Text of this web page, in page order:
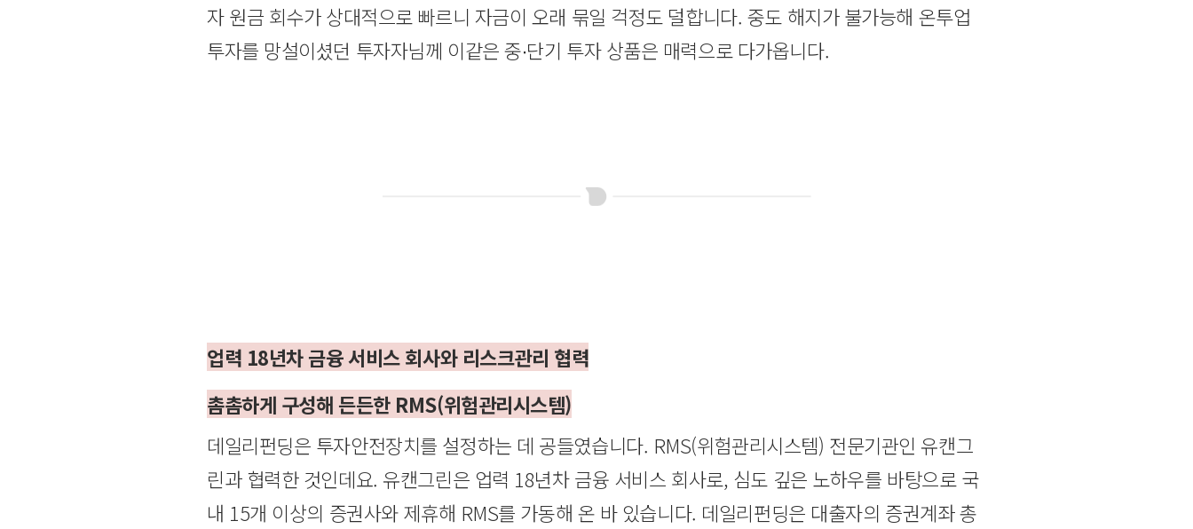
자 원금 회수가 상대적으로 빠르니 자금이 오래 묶일 걱정도 덜합니다. 중도 해지가 불가능해 온투업
투자를 망설이셨던 투자자님께 이같은 중∙단기 투자 상품은 매력으로 다가옵니다.
업력 18년차 금융 서비스 회사와 리스크관리 협력
촘촘하게 구성해 든든한 RMS(위험관리시스템)
데일리펀딩은 투자안전장치를 설정하는 데 공들였습니다. RMS(위험관리시스템) 전문기관인 유캔그
린과 협력한 것인데요. 유캔그린은 업력 18년차 금융 서비스 회사로, 심도 깊은 노하우를 바탕으로 국
내 15개 이상의 증권사와 제휴해 RMS를 가동해 온 바 있습니다. 데일리펀딩은 대출자의 증권계좌 총